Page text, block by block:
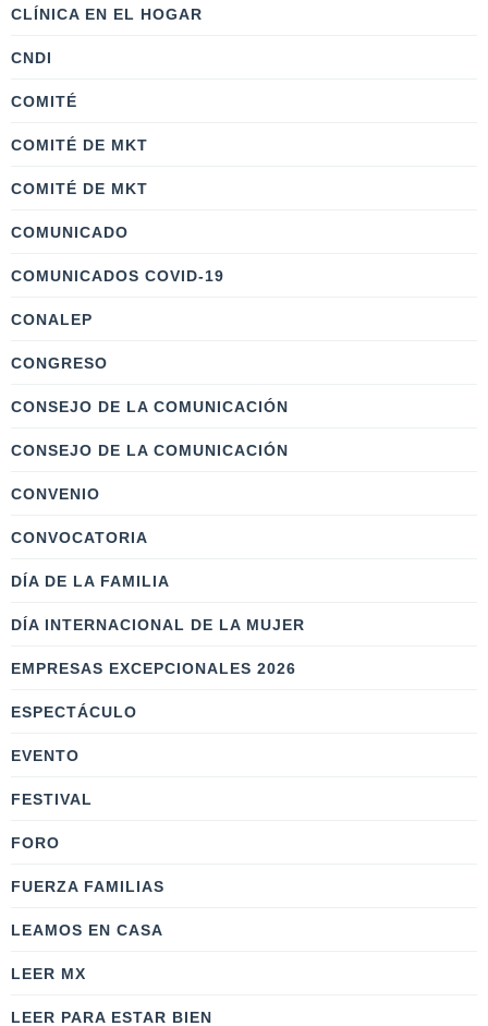
CLÍNICA EN EL HOGAR
CNDI
COMITÉ
COMITÉ DE MKT
COMITÉ DE MKT
COMUNICADO
COMUNICADOS COVID-19
CONALEP
CONGRESO
CONSEJO DE LA COMUNICACIÓN
CONSEJO DE LA COMUNICACIÓN
CONVENIO
CONVOCATORIA
DÍA DE LA FAMILIA
DÍA INTERNACIONAL DE LA MUJER
EMPRESAS EXCEPCIONALES 2026
ESPECTÁCULO
EVENTO
FESTIVAL
FORO
FUERZA FAMILIAS
LEAMOS EN CASA
LEER MX
LEER PARA ESTAR BIEN